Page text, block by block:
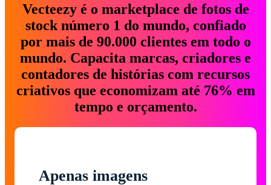
Vecteezy é o marketplace de fotos de
stock número 1 do mundo, confiado
por mais de 90.000 clientes em todo o
mundo. Capacita marcas, criadores e
contadores de histórias com recursos
criativos que economizam até 76% em
tempo e orçamento.
Apenas imagens